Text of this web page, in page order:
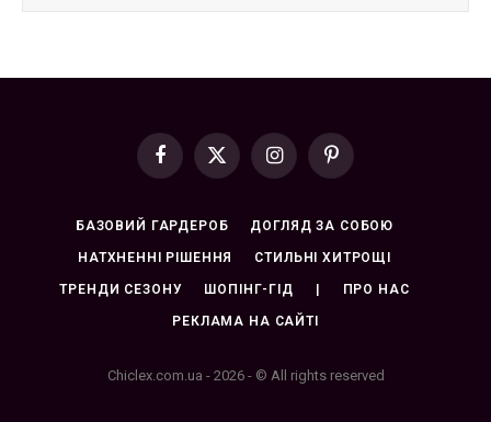
Facebook
X
InstagramPinterest
БАЗОВИЙ ГАРДЕРОБ ДОГЛЯД ЗА СОБОЮ
НАТХНЕННІ РІШЕННЯ СТИЛЬНІ ХИТРОЩІ
ТРЕНДИ СЕЗОНУ ШОПІНГ-ГІД | ПРО НАС
РЕКЛАМА НА САЙТІ
Chiclex.com.ua - 2026 - © All rights reserved